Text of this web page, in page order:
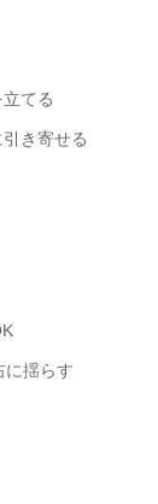
てる
き寄せる
に揺らす